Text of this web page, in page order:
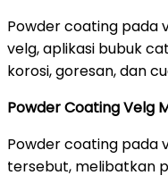
Powder coating pada
velg, aplikasi bubuk
korosi, goresan, dan
Powder Coating Velg
Powder coating pada
tersebut, melibatkan